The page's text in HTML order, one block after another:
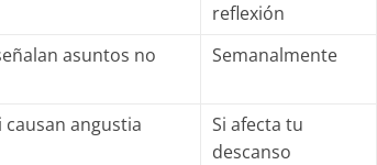
reflexión
asuntos no
Semanalmente
angustia
Si afecta tu
descanso